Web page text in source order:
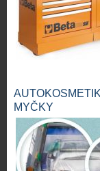
MYČKY